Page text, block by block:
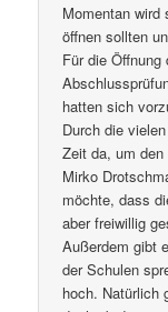
Momentan
öffnen sollten
Für die
hatten sich
Durch die
Zeit da, um
Mirko
möchte, dass
aber freiwillig
Außerdem gibt
der Schulen
hoch. Natürlich